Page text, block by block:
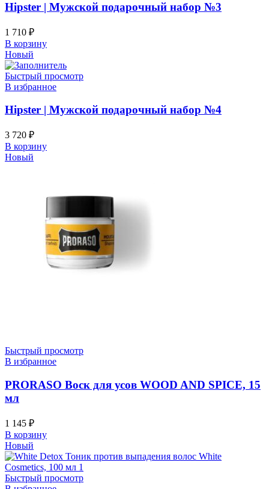
Hipster | Мужской подарочный набор №3
1 710 ₽
В корзину
Новый
Быстрый просмотр
В избранное
Hipster | Мужской подарочный набор №4
3 720 ₽
В корзину
Новый
Быстрый просмотр
В избранное
PRORASO Воск для усов WOOD AND SPICE, 15
мл
1 145 ₽
В корзину
Новый
Быстрый просмотр